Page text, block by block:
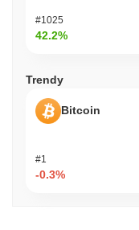
#1025
42.2%
Trendy
Bitcoin
#1
-0.3%